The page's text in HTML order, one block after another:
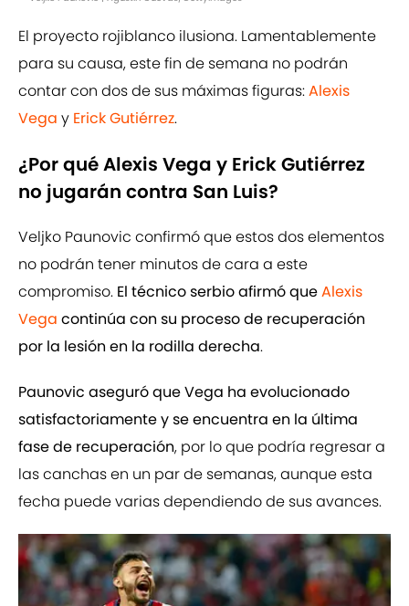
El proyecto rojiblanco ilusiona. Lamentablemente
para su causa, este fin de semana no podrán
contar con dos de sus máximas figuras:Alexis
Vega y Erick Gutiérrez.
¿Por qué Alexis Vega y Erick Gutiérrez
no jugarán contra San Luis?
Veljko Paunovic confirmó que estos dos elementos
no podrán tener minutos de cara a este
compromiso. El técnico serbio afirmó queAlexis
Vega continúa con su proceso de recuperación
por la lesión en la rodilla derecha.
Paunovic aseguró que Vega ha evolucionado
satisfactoriamente y se encuentra en la última
fase de recuperación, por lo que podría regresar a
las canchas en un par de semanas, aunque esta
fecha puede varias dependiendo de sus avances.